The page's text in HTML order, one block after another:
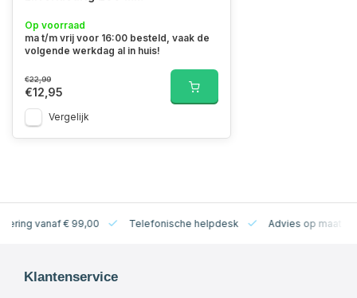
Op voorraad
ma t/m vrij voor 16:00 besteld, vaak de
volgende werkdag al in huis!
€22,99
€12,95
Vergelijk
vanaf € 99,00 Telefonische helpdesk Advies op maat
Klantenservice